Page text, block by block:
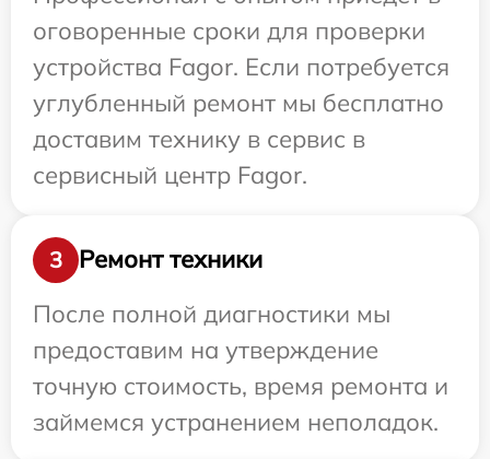
оговоренные сроки для проверки
устройства Fagor. Если потребуется
углубленный ремонт мы бесплатно
доставим технику в сервис в
сервисный центр Fagor.
3
Ремонт техники
После полной диагностики мы
предоставим на утверждение
точную стоимость, время ремонта и
займемся устранением неполадок.